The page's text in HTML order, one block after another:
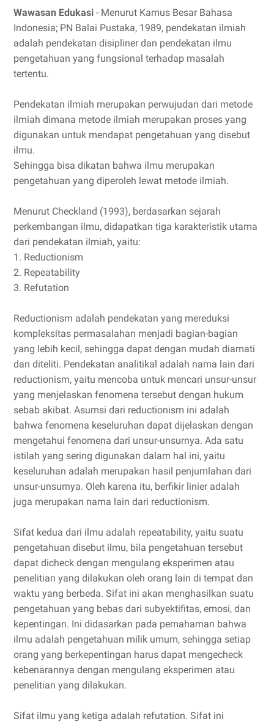
Wawasan Edukasi - Menurut Kamus Besar Bahasa
Indonesia; PN Balai Pustaka, 1989, pendekatan ilmiah
adalah pendekatan disipliner dan pendekatan ilmu
pengetahuan yang fungsional terhadap masalah
tertentu.
Pendekatan ilmiah merupakan perwujudan dari metode
ilmiah dimana metode ilmiah merupakan proses yang
digunakan untuk mendapat pengetahuan yang disebut
ilmu.
Sehingga bisa dikatan bahwa ilmu merupakan
pengetahuan yang diperoleh lewat metode ilmiah.
Menurut Checkland (1993), berdasarkan sejarah
perkembangan ilmu, didapatkan tiga karakteristik utama
dari pendekatan ilmiah, yaitu:
1. Reductionism
2. Repeatability
3. Refutation
Reductionism adalah pendekatan yang mereduksi
kompleksitas permasalahan menjadi bagian-bagian
yang lebih kecil, sehingga dapat dengan mudah diamati
dan diteliti. Pendekatan analitikal adalah nama lain dari
reductionism, yaitu mencoba untuk mencari unsur-unsur
yang menjelaskan fenomena tersebut dengan hukum
sebab akibat. Asumsi dari reductionism ini adalah
bahwa fenomena keseluruhan dapat dijelaskan dengan
mengetahui fenomena dari unsur-unsurnya. Ada satu
istilah yang sering digunakan dalam hal ini, yaitu
keseluruhan adalah merupakan hasil penjumlahan dari
unsur-unsurnya. Oleh karena itu, berfikir linier adalah
juga merupakan nama lain dari reductionism.
Sifat kedua dari ilmu adalah repeatability, yaitu suatu
pengetahuan disebut ilmu, bila pengetahuan tersebut
dapat dicheck dengan mengulang eksperimen atau
penelitian yang dilakukan oleh orang lain di tempat dan
waktu yang berbeda. Sifat ini akan menghasilkan suatu
pengetahuan yang bebas dari subyektifitas, emosi, dan
kepentingan. Ini didasarkan pada pemahaman bahwa
ilmu adalah pengetahuan milik umum, sehingga setiap
orang yang berkepentingan harus dapat mengecheck
kebenarannya dengan mengulang eksperimen atau
penelitian yang dilakukan.
Sifat ilmu yang ketiga adalah refutation. Sifat ini